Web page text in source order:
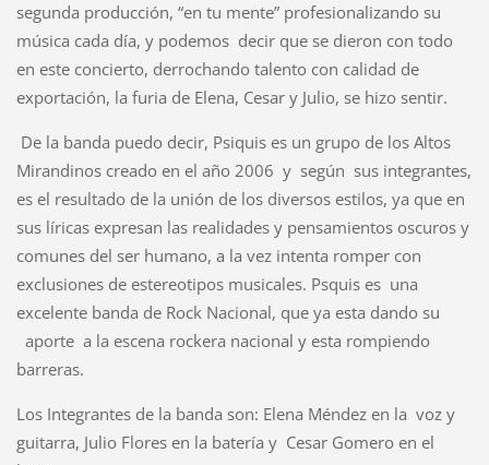
segunda producción, “en tu mente” profesionalizando su
música cada día, y podemos decir que se dieron con todo
en este concierto, derrochando talento con calidad de
exportación, la furia de Elena, Cesar y Julio, se hizo sentir.
De la banda puedo decir, Psiquis es un grupo de los Altos
Mirandinos creado en el año 2006 y según sus integrantes,
es el resultado de la unión de los diversos estilos, ya que en
sus líricas expresan las realidades y pensamientos oscuros y
comunes del ser humano, a la vez intenta romper con
exclusiones de estereotipos musicales. Psquis es una
excelente banda de Rock Nacional, que ya esta dando su
aporte a la escena rockera nacional y esta rompiendo
barreras.
Los Integrantes de la banda son: Elena Méndez en la voz y
guitarra, Julio Flores en la batería y Cesar Gomero en el